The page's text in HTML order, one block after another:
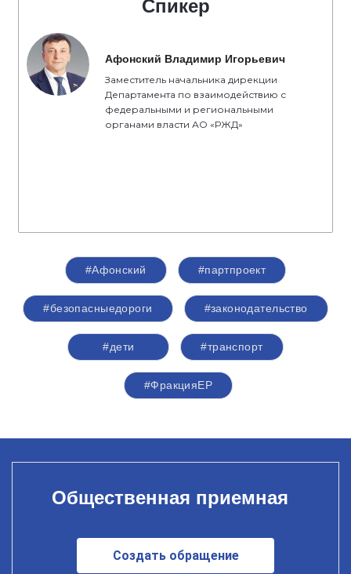
Спикер
Афонский Владимир Игорьевич
Заместитель начальника дирекции
Департамента по взаимодействию с
федеральными и региональными
органами власти АО «РЖД»
#Афонский #партпроект
#безопасныедороги #законодательство
#дети #транспорт
#ФракцияЕР
Общественная приемная
Создать обращение